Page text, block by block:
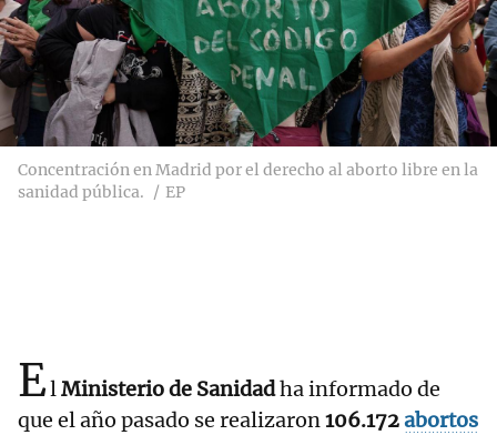
Concentración en Madrid por el derecho al aborto libre en la
sanidad pública.
EP
ElMinisterio de Sanidadha informado de
que el año pasado se realizaron106.172abortos